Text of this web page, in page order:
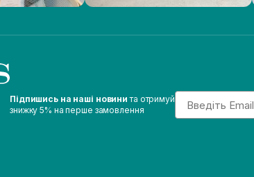
Підпишись на наші новини та отримуй
знижку 5% на перше замовлення
Email